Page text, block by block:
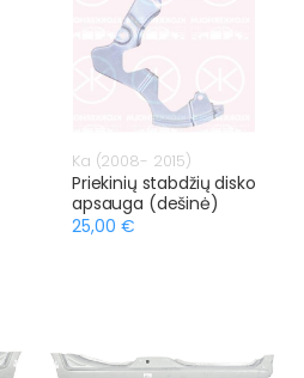
Ka (2008- 2015)
Priekinių stabdžių disko
apsauga (dešinė)
25,00 €